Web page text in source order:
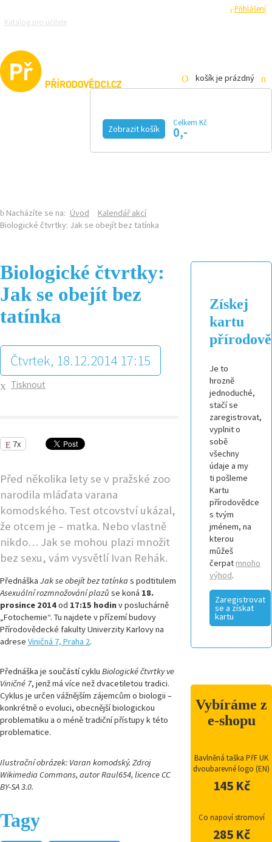
Přihlášení
Katalog pro učitele
košík je prázdný
Zobrazit košík
Celkem Kč
0,-
Nacházíte se na: Úvod
Kalendář akcí
Biologické čtvrtky: Jak se obejít bez tatínka
Biologické čtvrtky:
Jak se obejít bez
tatínka
Čtvrtek, 18.12.2014 17:15
Tisknout
7x
Před několika lety se v pražské zoo
narodila mláďata varana
komodského. Test otcovství ukázal,
že otcem je – matka. Nebo vlastně
nikdo… Jak se mohou plazi množit
bez sexu, vám vysvětlí Ivan Rehák.
Přednáška Jak se obejít bez tatínkas podtitulem
Asexuální rozmnožování plazů se koná 18.
prosince 2014od 17:15 hodinv posluchárně
„Fotochemie“. Tu najdete v přízemí budovy
Přírodovědecké fakulty Univerzity Karlovy na
adrese Viničná 7, Praha 2.
Přednáška je součástí cyklu Biologické čtvrtky ve
Viničné 7, jenž má více než dvacetiletou tradici.
Cyklus je určen vážnějším zájemcům o biologii –
konkrétně o evoluci, obecnější biologickou
problematiku a o méně tradiční přístupy k této
problematice.
Ilustrační obrázek: Varan komodský. Zdroj
Wikimedia Commons, autor Raul654, licence CC
BY-SA 3.0.
Tagy
Získej
kartu
Je to
hrozně
jednoduché,
stačí se
zaregistrovat,
vyplnit o
sobě
všechny
údaje a my
ti pošleme
Kartu
přírodovědce
s tvým
jménem, na
kterou
můžeš
čerpat mnoho
výhod.
Zaregistrovat
se a získat
kartu
Vybíráme z
e-shopu
Bavlněná taška PřF UK
dvoubarevné logo (EN)
145 Kč
Co napoví stromoví
285 Kč